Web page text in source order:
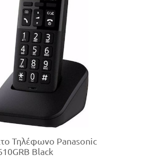
Τηλέφωνο Panasonic
Black